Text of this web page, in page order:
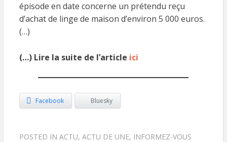
épisode en date concerne un prétendu reçu
d’achat de linge de maison d’environ 5 000 euros.
(…)
(…) Lire la suite de l’article ici
Facebook Bluesky
POSTED IN ACTU, ACTU DE UNE, INFORMEZ-VOUS